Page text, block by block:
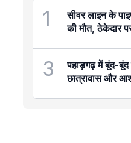
1
सीवर लाइन के
की मौत, ठेकेदार
3
पहाड़गढ़ में बूंद-
छात्रावास और